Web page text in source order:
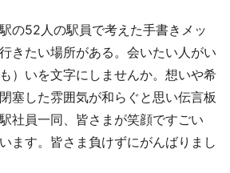
の52人の駅員で考えた手書きメッ
きたい場所がある。会いたい人がい
）いを文字にしませんか。想いや希
塞した雰囲気が和らぐと思い伝言板
社員一同、皆さまが笑顔ですごい
ます。皆さま負けずにがんばりまし